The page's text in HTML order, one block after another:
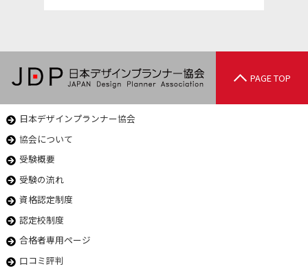
PAGE TOP
日本デザインプランナー協会
協会について
受験概要
受験の流れ
資格認定制度
認定校制度
合格者専用ページ
口コミ評判